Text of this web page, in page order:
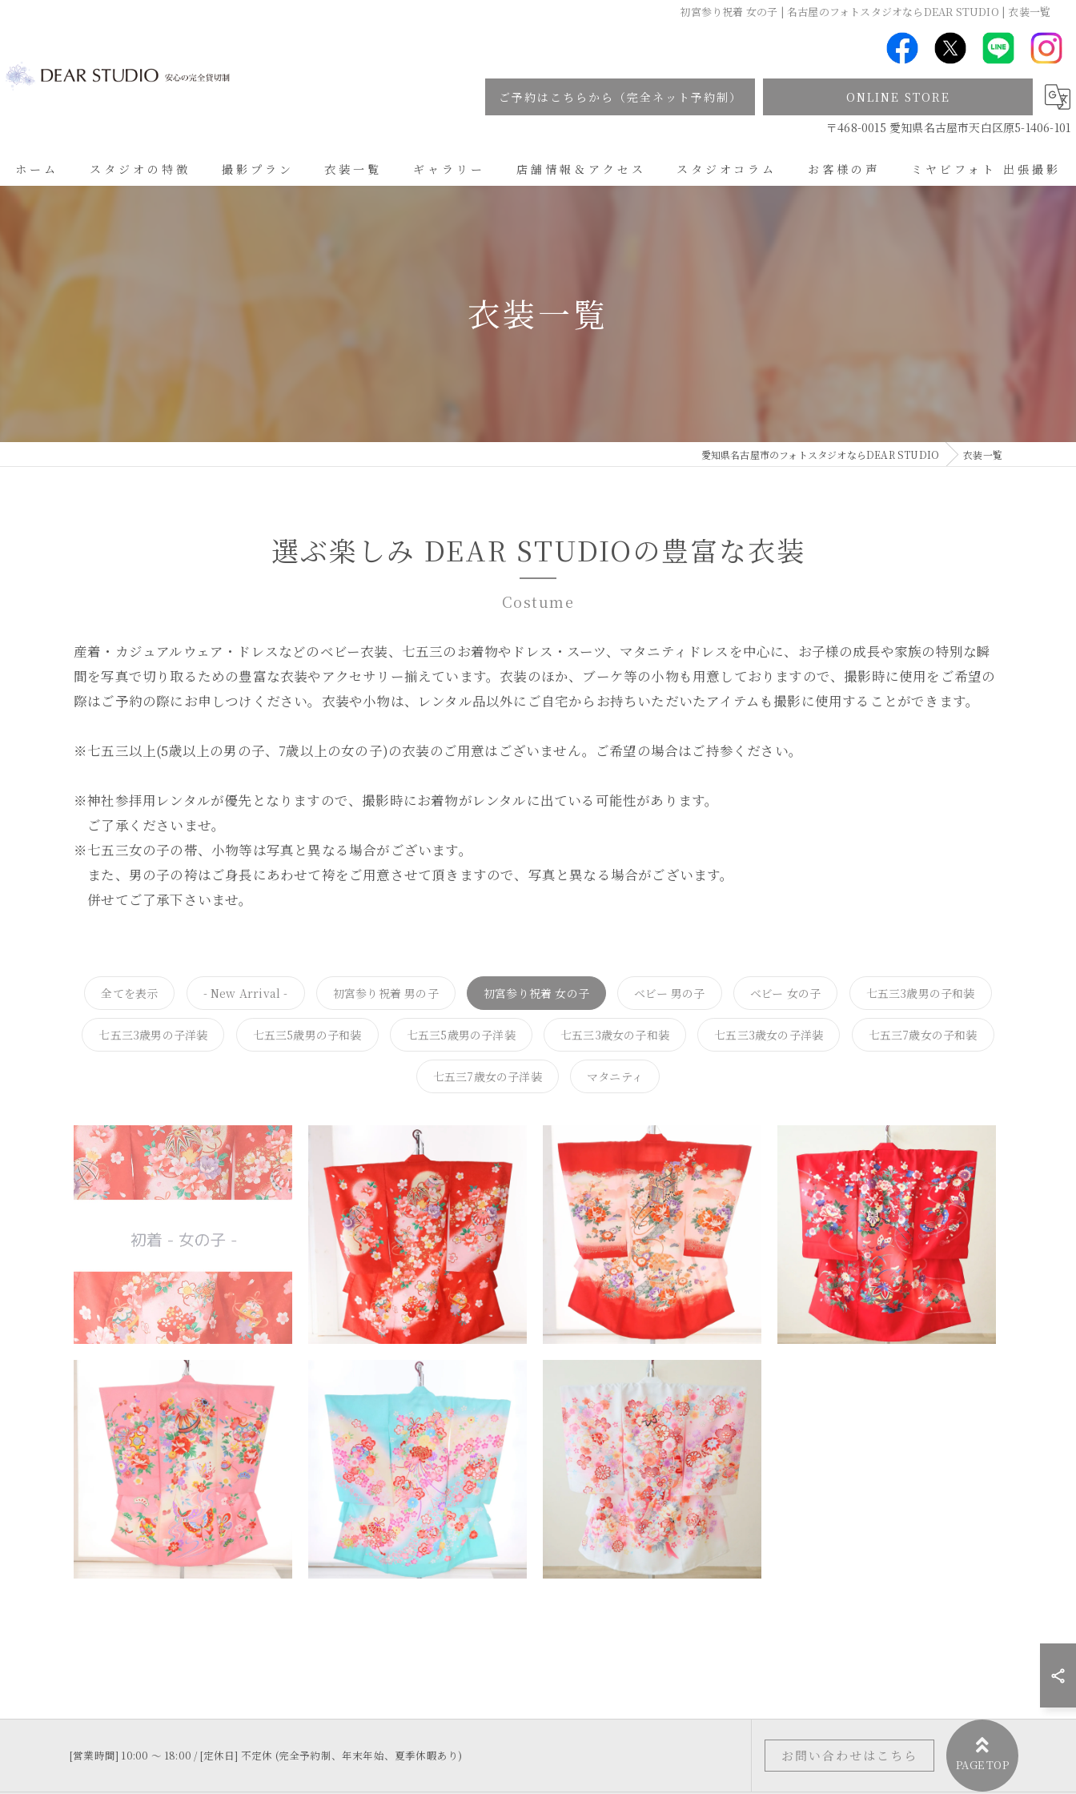
初宮参り祝着 女の子 | 名古屋のフォトスタジオならDEAR STUDIO | 衣装一覧
ご予約はこちらから（完全ネット予約制）
ONLINE STORE
〒468-0015 愛知県名古屋市天白区原5-1406-101
ホーム スタジオの特徴 撮影プラン 衣装一覧 ギャラリー 店舗情報＆アクセス スタジオコラム お客様の声 ミヤビフォト 出張撮影
衣装一覧
愛知県名古屋市のフォトスタジオならDEAR STUDIO 衣装一覧
選ぶ楽しみ DEAR STUDIOの豊富な衣装
Costume
産着・カジュアルウェア・ドレスなどのベビー衣装、七五三のお着物やドレス・スーツ、マタニティドレスを中心に、お子様の成長や家族の特別な瞬
間を写真で切り取るための豊富な衣装やアクセサリー揃えています。衣装のほか、ブーケ等の小物も用意しておりますので、撮影時に使用をご希望の
際はご予約の際にお申しつけください。衣装や小物は、レンタル品以外にご自宅からお持ちいただいたアイテムも撮影に使用することができます。
※七五三以上(5歳以上の男の子、7歳以上の女の子)の衣装のご用意はございません。ご希望の場合はご持参ください。
※神社参拝用レンタルが優先となりますので、撮影時にお着物がレンタルに出ている可能性があります。
ご了承くださいませ。
※七五三女の子の帯、小物等は写真と異なる場合がございます。
また、男の子の袴はご身長にあわせて袴をご用意させて頂きますので、写真と異なる場合がございます。
併せてご了承下さいませ。
全てを表示 - New Arrival - 初宮参り祝着 男の子 初宮参り祝着 女の子 ベビー 男の子 ベビー 女の子 七五三3歳男の子和装
七五三3歳男の子洋装 七五三5歳男の子和装 七五三5歳男の子洋装 七五三3歳女の子和装 七五三3歳女の子洋装 七五三7歳女の子和装
七五三7歳女の子洋装 マタニティ
[営業時間] 10:00 〜 18:00 / [定休日] 不定休 (完全予約制、年末年始、夏季休暇あり) お問い合わせはこちら